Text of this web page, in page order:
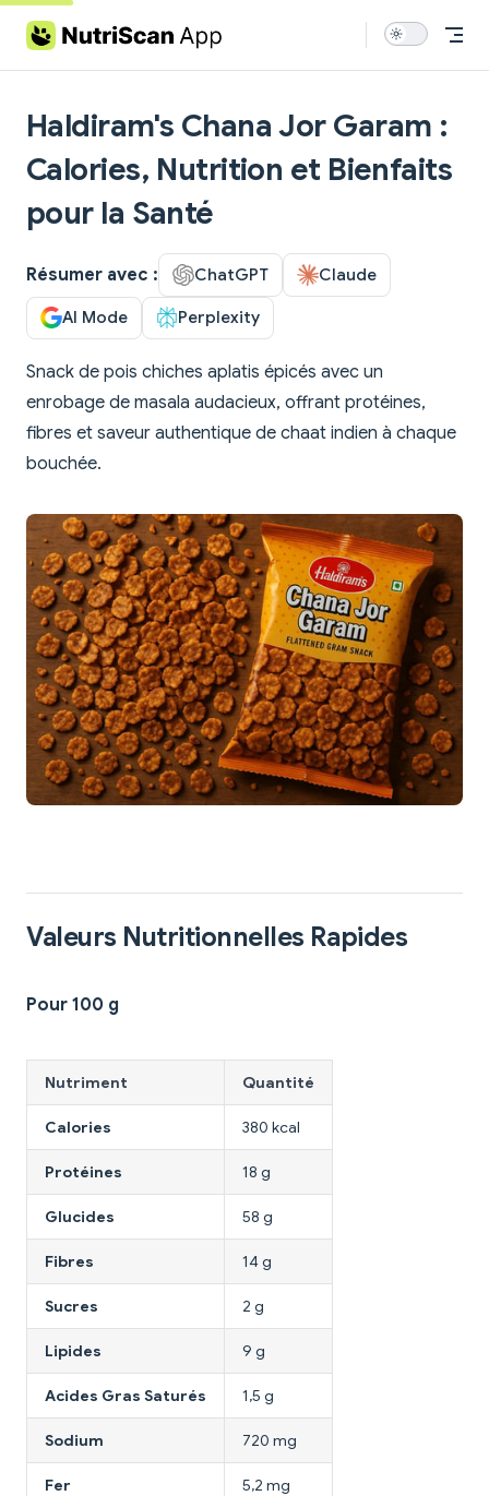
Skip to content
Haldiram's Chana Jor Garam :
Calories, Nutrition et Bienfaits
pour la Santé
Résumer avec : ChatGPT Claude
AI Mode Perplexity
Snack de pois chiches aplatis épicés avec un
enrobage de masala audacieux, offrant protéines,
fibres et saveur authentique de chaat indien à chaque
bouchée.
Valeurs Nutritionnelles Rapides
Pour 100 g
Nutriment Quantité
Calories 380 kcal
Protéines 18 g
Glucides 58 g
Fibres 14 g
Sucres 2 g
Lipides 9 g
Acides Gras Saturés 1,5 g
Sodium 720 mg
Fer 5,2 mg